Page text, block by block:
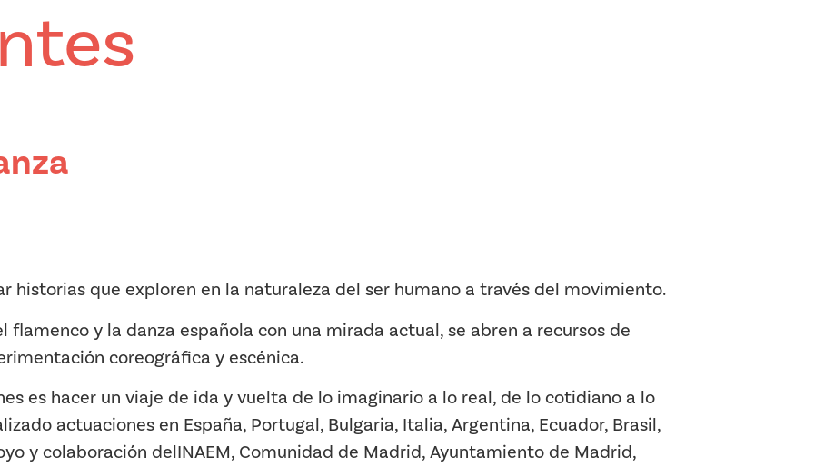
historias que exploren en la naturaleza del ser humano a través del movimiento.
flamenco y la danza española con una mirada actual, se abren a recursos de
coreográfica y escénica.
es hacer un viaje de ida y vuelta de lo imaginario a lo real, de lo cotidiano a lo
actuaciones en España, Portugal, Bulgaria, Italia, Argentina, Ecuador, Brasil,
y colaboración delINAEM, Comunidad de Madrid, Ayuntamiento de Madrid,